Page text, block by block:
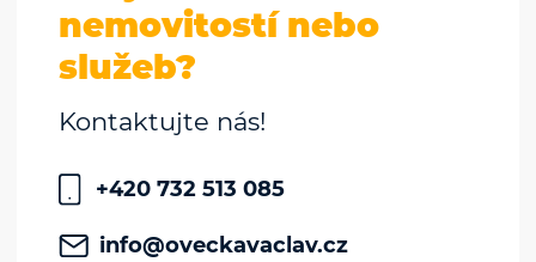
nemovitostí nebo
služeb?
Kontaktujte nás!
+420 732 513 085
info@oveckavaclav.cz